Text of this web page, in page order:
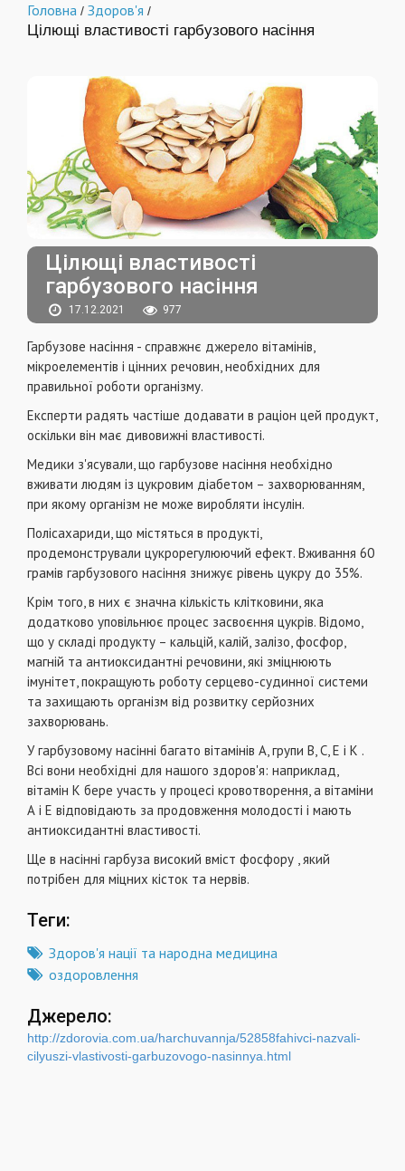
Головна / Здоров'я /
Цілющі властивості гарбузового насіння
Цілющі властивості
гарбузового насіння
17.12.2021 977
Гарбузове насіння - справжнє джерело вітамінів,
мікроелементів і цінних речовин, необхідних для
правильної роботи організму.
Експерти радять частіше додавати в раціон цей продукт,
оскільки він має дивовижні властивості.
Медики з'ясували, що гарбузове насіння необхідно
вживати людям із цукровим діабетом – захворюванням,
при якому організм не може виробляти інсулін.
Полісахариди, що містяться в продукті,
продемонстрували цукрорегулюючий ефект. Вживання 60
грамів гарбузового насіння знижує рівень цукру до 35%.
Крім того, в них є значна кількість клітковини, яка
додатково уповільнює процес засвоєння цукрів. Відомо,
що у складі продукту – кальцій, калій, залізо, фосфор,
магній та антиоксидантні речовини, які зміцнюють
імунітет, покращують роботу серцево-судинної системи
та захищають організм від розвитку серйозних
захворювань.
У гарбузовому насінні багато вітамінів А, групи В, С, Е і К .
Всі вони необхідні для нашого здоров'я: наприклад,
вітамін К бере участь у процесі кровотворення, а вітаміни
А і Е відповідають за продовження молодості і мають
антиоксидантні властивості.
Ще в насінні гарбуза високий вміст фосфору , який
потрібен для міцних кісток та нервів.
Теги:
Здоров'я нації та народна медицина
оздоровлення
Джерело:
http://zdorovia.com.ua/harchuvannja/52858fahivci-nazvali-
cilyuszi-vlastivosti-garbuzovogo-nasinnya.html